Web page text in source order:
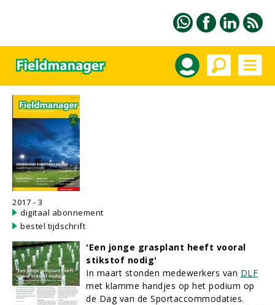
2017 - 3
digitaal abonnement
bestel tijdschrift
'Een jonge grasplant heeft vooral
stikstof nodig'
In maart stonden medewerkers van DLF
met klamme handjes op het podium op
de Dag van de Sportaccommodaties.